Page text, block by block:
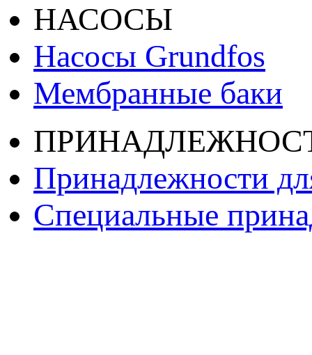
НАСОСЫ
Насосы Grundfos
Мембранные баки
Принадлежности
Специальные